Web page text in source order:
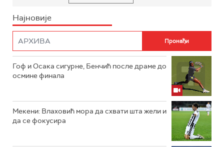
Најновије
Гоф и Осака сигурне, Бенчић после драме до
осмине финала
Мекени: Влаховић мора да схвати шта жели и
да се фокусира